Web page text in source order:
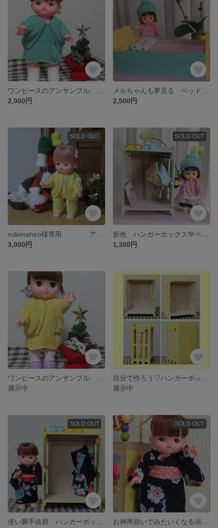
2,000円
2,500円
SOLD OUT
3,000円
SOLD OUT
1,300円
展示中
展示中
SOLD OUT SOLD OUT